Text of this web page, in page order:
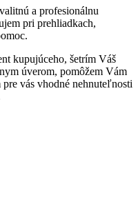
a profesionálnu
pri prehliadkach,
kupujúceho, šetrím Váš
úverom, pomôžem Vám
vás vhodné nehnuteľnosti